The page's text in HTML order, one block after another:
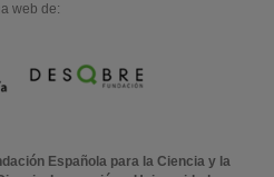
web de:
Española para la Ciencia y la